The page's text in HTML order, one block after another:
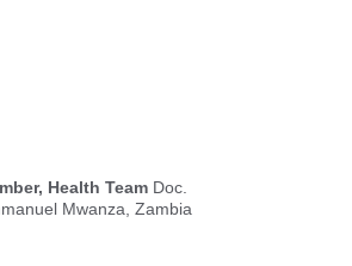
Health Team Doc.
Mwanza, Zambia